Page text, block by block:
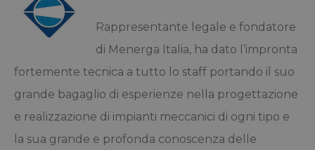
Rappresentante legale e fondatore
di Menerga Italia, ha dato l’impronta
fortemente tecnica a tutto lo staff portando il suo
grande bagaglio di esperienze nella progettazione
e realizzazione di impianti meccanici di ogni tipo e
la sua grande e profonda conoscenza delle